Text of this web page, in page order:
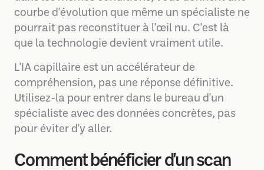
courbe d'évolution que même un spécialiste ne
pourrait pas reconstituer à l'œil nu. C'est là
que la technologie devient vraiment utile.
L'IA capillaire est un accélérateur de
compréhension, pas une réponse définitive.
Utilisez-la pour entrer dans le bureau d'un
spécialiste avec des données concrètes, pas
pour éviter d'y aller.
Comment bénéficier d'un scan